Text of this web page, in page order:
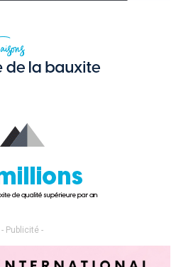
- Publicité -